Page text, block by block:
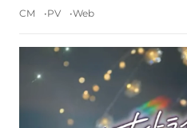
CM PV Web